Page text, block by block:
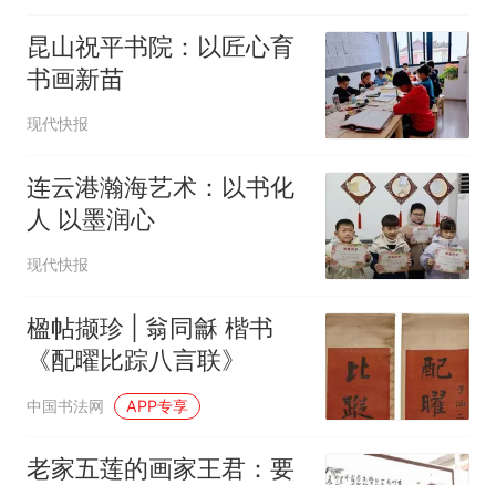
昆山祝平书院：以匠心育
书画新苗
现代快报
连云港瀚海艺术：以书化
人 以墨润心
现代快报
楹帖撷珍 | 翁同龢 楷书
《配曜比踪八言联》
中国书法网 APP专享
老家五莲的画家王君：要